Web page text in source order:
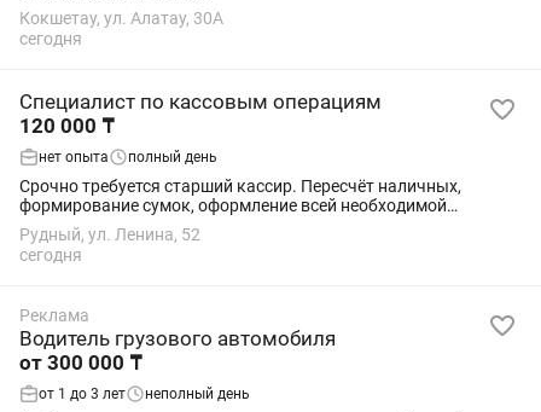
Кокшетау, ул. Алатау, 30A
сегодня
Специалист по кассовым операциям
120 000 ₸
нет опыта полный день
Срочно требуется старший кассир. Пересчёт наличных,
формирование сумок, оформление всей необходимой
документации
Рудный, ул. Ленина, 52
сегодня
Реклама
Водитель грузового автомобиля
от 300 000 ₸
от 1 до 3 лет неполный день